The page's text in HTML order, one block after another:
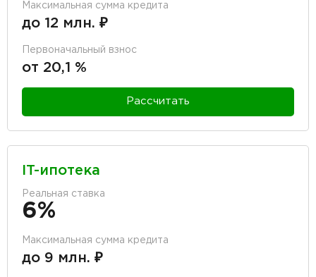
Максимальная сумма кредита
до 12 млн. ₽
Первоначальный взнос
от 20,1 %
Рассчитать
IT-ипотека
Реальная ставка
6%
Максимальная сумма кредита
до 9 млн. ₽